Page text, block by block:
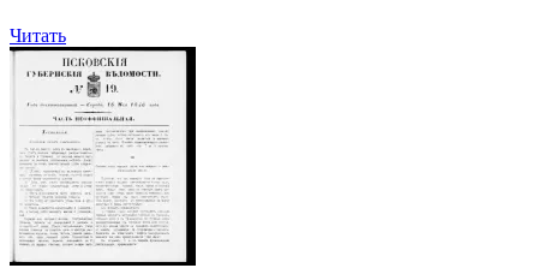
Читать